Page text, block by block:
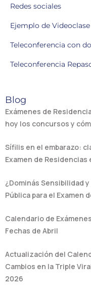
Redes sociales
Ejemplo de
Teleconferencia con
Teleconferencia
Blog
Exámenes de
hoy los concursos y
Sífilis en el embarazo:
Examen de
¿Dominás Sensibilidad
Pública para el Examen
Calendario de
Fechas de Abril
Actualización del
Cambios en la Triple
2026